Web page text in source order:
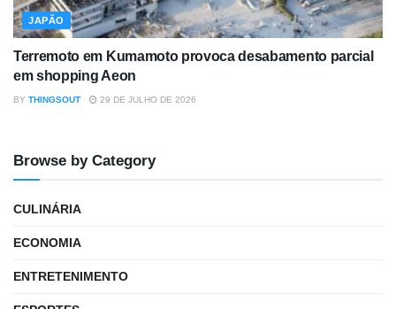
JAPÃO
Terremoto em Kumamoto provoca desabamento parcial
em shopping Aeon
BY THINGSOUT 29 DE JULHO DE 2026
Browse by Category
CULINÁRIA
ECONOMIA
ENTRETENIMENTO